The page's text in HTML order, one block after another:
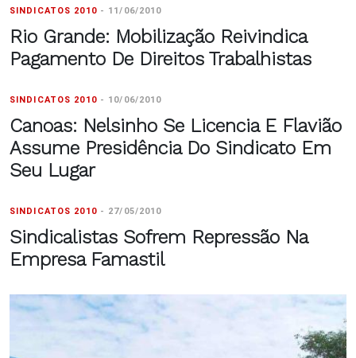
SINDICATOS 2010- 11/06/2010
Rio Grande: Mobilização Reivindica
Pagamento De Direitos Trabalhistas
SINDICATOS 2010- 10/06/2010
Canoas: Nelsinho Se Licencia E Flavião
Assume Presidência Do Sindicato Em
Seu Lugar
SINDICATOS 2010- 27/05/2010
Sindicalistas Sofrem Repressão Na
Empresa Famastil